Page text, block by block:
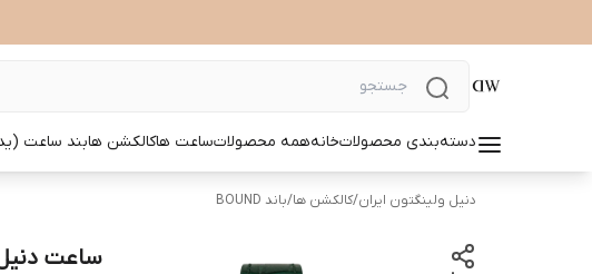
دسته‌بندی محصولاتخانههمه محصولاتساعت هاکالکشن هابند ساعت
دنیل ولینگتون ایران/کالکشن ها/باند BOUND